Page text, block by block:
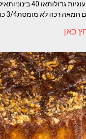
פריכות וממכרותכ 30 עוגיות גדולותאו 40
כאן